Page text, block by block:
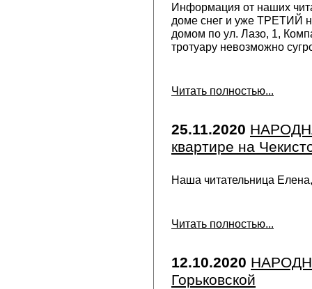
Информация от наших
доме снег и уже ТРЕТИЙ
домом по ул. Лазо, 1,
тротуару невозможно
Читать полностью...
25.11.2020
квартире на
Наша читательница
Читать полностью...
12.10.2020
Горьковской